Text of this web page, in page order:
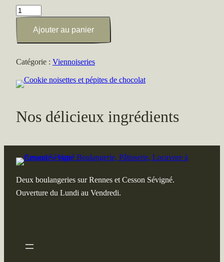
quantité
Cookie
et
de
Ajouter au panier
Catégorie : Viennoiseries
Nos délicieux ingrédients
Deux boulangeries sur Rennes et Cesson Sévigné.
Ouverture du Lundi au Vendredi.